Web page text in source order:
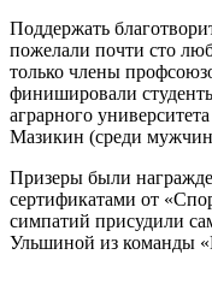
Поддержать
пожелали почти сто
только члены
финишировали
аграрного
Мазикин (среди
Призеры были
сертификатами от
симпатий присудили
Ульшиной из команды